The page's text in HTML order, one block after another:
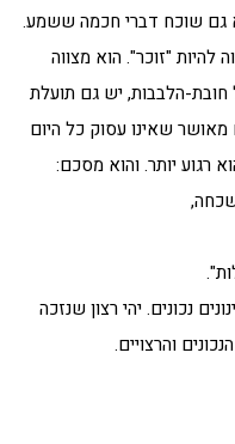
גם שוכח דברי חכמה ששמע.
"זוכר". הוא מצווה
חובת-הלבבות, יש גם תועלת
שאינו עסוק כל היום
רגוע יותר. והוא מסכם:
נכונים. יהי רצון שנזכה
והרצויים.